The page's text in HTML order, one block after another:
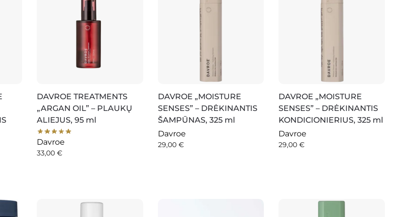
DAVROE TREATMENTS
„ARGAN OIL” – PLAUKŲ
ALIEJUS, 95 ml
Davroe
33,00 €
DAVROE „MOISTURE
SENSES” – DRĖKINANTIS
ŠAMPŪNAS, 325 ml
Davroe
29,00 €
DAVROE „MOISTURE
SENSES” – DRĖKINANTIS
KONDICIONIERIUS, 325 ml
Davroe
29,00€